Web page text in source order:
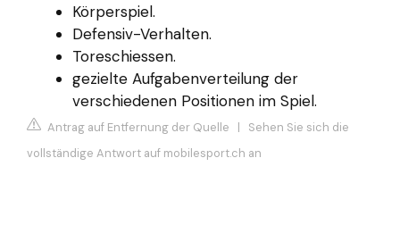
Körperspiel.
Defensiv-Verhalten.
Toreschiessen.
gezielte Aufgabenverteilung der
verschiedenen Positionen im Spiel.
Antrag auf Entfernung der Quelle | Sehen Sie sich die
vollständige Antwort auf mobilesport.ch an